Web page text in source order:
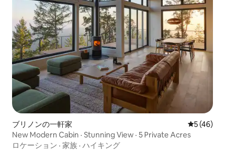
ブリノンの一軒家 レビュー
5 (46)
New Modern Cabin · Stunning View · 5 Private Acres
ロケーション · 家族 · ハイキング